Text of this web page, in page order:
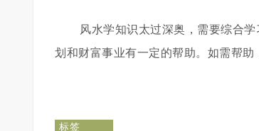
风水学知识太过深奥，需要综合
划和财富事业有一定的帮助。如需帮助
标签